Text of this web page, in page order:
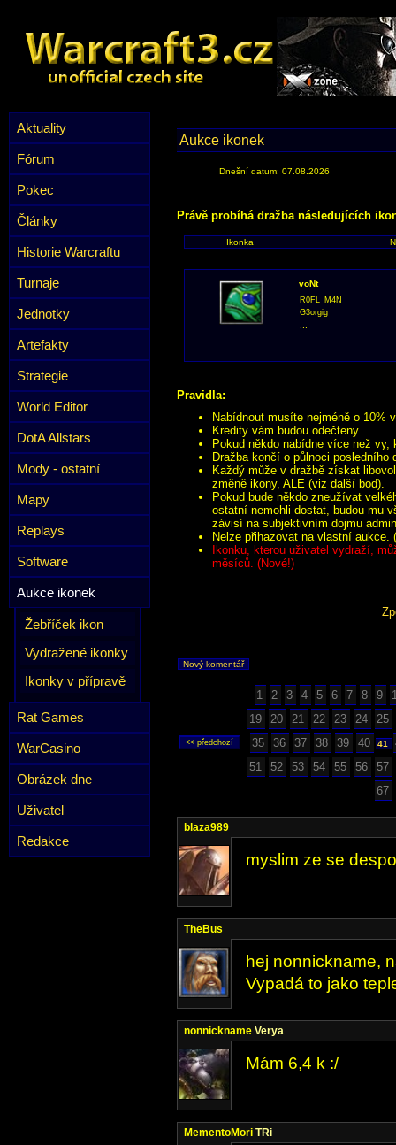
Aktuality
Fórum
Pokec
Články
Historie Warcraftu
Turnaje
Jednotky
Artefakty
Strategie
World Editor
DotA Allstars
Mody - ostatní
Mapy
Replays
Software
Aukce ikonek
Žebříček ikon
Vydražené ikonky
Ikonky v přípravě
Rat Games
WarCasino
Obrázek dne
Uživatel
Redakce
Aukce ikonek
Dnešní datum: 07.08.2026
Právě probíhá dražba následujících
Ikonka
voNt
R0FL_M4N
G3orgig
Pravidla:
Nabídnout musíte nejméně o
Kredity vám budou odečteny.
Pokud někdo nabídne více než
Dražba končí o půlnoci posledního
Každý může v dražbě získat
změně ikony, ALE (viz další bod).
Pokud bude někdo zneužívat
ostatní nemohli dostat, budou mu
závisí na subjektivním dojmu
Nelze přihazovat na vlastní aukce.
Ikonku, kterou uživatel vydraží,
měsíců. (Nové!)
Nový komentář
1 2 3 4 5 6 7 8 9
19
20 21 22 23 24
25
35
36 37 38 39 40 41
51
52 53 54 55 56
57
67
blaza989
myslim ze se
TheBus
hej nonnickname,
Vypadá to jako
nonnickname Verya
Mám 6,4 k :/
MementoMori TRi